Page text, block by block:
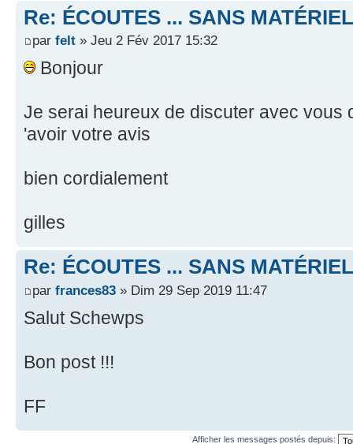
Re: ÉCOUTES ... SANS
par felt » Jeu 2 Fév 2017 15:32
Bonjour
Je serai heureux de discuter avec vous
'avoir votre avis
bien cordialement
gilles
Re: ÉCOUTES ... SANS
par frances83 » Dim 29 Sep 2019 11:47
Salut Schewps
Bon post !!!
FF
Afficher les messages postés depuis: